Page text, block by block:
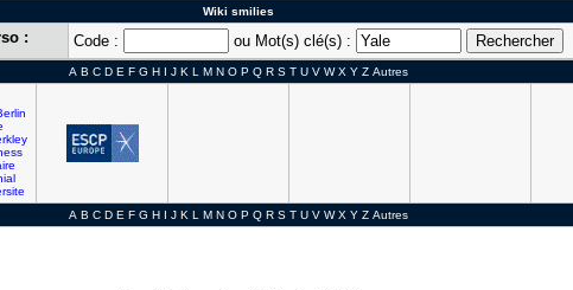
Wiki smilies
: Code : ou Mot(s) clé(s) :
A B C D E F G H I J K L M N O P Q R S T U V W X Y Z Autres
A B C D E F G H I J K L M N O P Q R S T U V W X Y Z Autres